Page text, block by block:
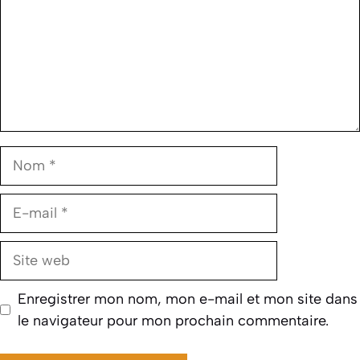
Nom
E-
Site
Enregistrer mon nom, mon e-mail et mon site dans
le navigateur pour mon prochain commentaire.